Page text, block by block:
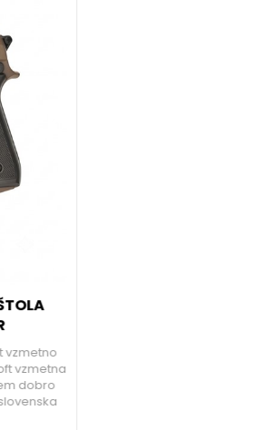
poznane pištole Beretta M9.
PLINSKA PIŠTOLA MP40
pištola MP40 je izjemna pištola za